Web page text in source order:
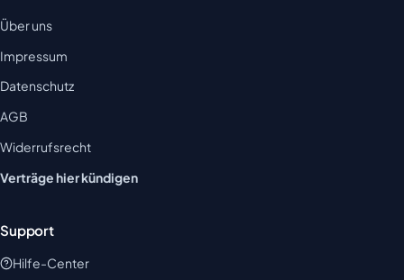
Über uns
Impressum
Datenschutz
AGB
Widerrufsrecht
Verträge hier kündigen
Support
Hilfe-Center